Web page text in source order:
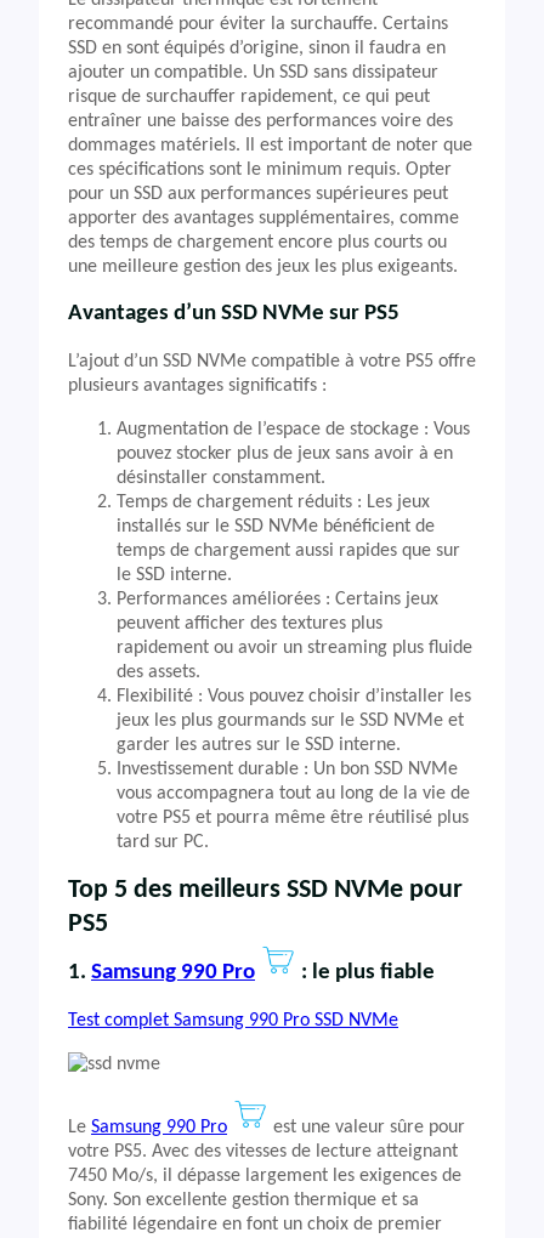
recommandé pour éviter la surchauffe. Certains
SSD en sont équipés d’origine, sinon il faudra en
ajouter un compatible. Un SSD sans dissipateur
risque de surchauffer rapidement, ce qui peut
entraîner une baisse des performances voire des
dommages matériels. Il est important de noter que
ces spécifications sont le minimum requis. Opter
pour un SSD aux performances supérieures peut
apporter des avantages supplémentaires, comme
des temps de chargement encore plus courts ou
une meilleure gestion des jeux les plus exigeants.
Avantages d’un SSD NVMe sur PS5
L’ajout d’un SSD NVMe compatible à votre PS5 offre
plusieurs avantages significatifs :
Augmentation de l’espace de stockage : Vous
pouvez stocker plus de jeux sans avoir à en
désinstaller constamment.
Temps de chargement réduits : Les jeux
installés sur le SSD NVMe bénéficient de
temps de chargement aussi rapides que sur
le SSD interne.
Performances améliorées : Certains jeux
peuvent afficher des textures plus
rapidement ou avoir un streaming plus fluide
des assets.
Flexibilité : Vous pouvez choisir d’installer les
jeux les plus gourmands sur le SSD NVMe et
garder les autres sur le SSD interne.
Investissement durable : Un bon SSD NVMe
vous accompagnera tout au long de la vie de
votre PS5 et pourra même être réutilisé plus
tard sur PC.
Top 5 des meilleurs SSD NVMe pour
PS5
1. Samsung 990 Pro : le plus fiable
Test complet Samsung 990 Pro SSD NVMe
Le Samsung 990 Pro
est une valeur sûre pour
votre PS5. Avec des vitesses de lecture atteignant
7450 Mo/s, il dépasse largement les exigences de
Sony. Son excellente gestion thermique et sa
fiabilité légendaire en font un choix de premier